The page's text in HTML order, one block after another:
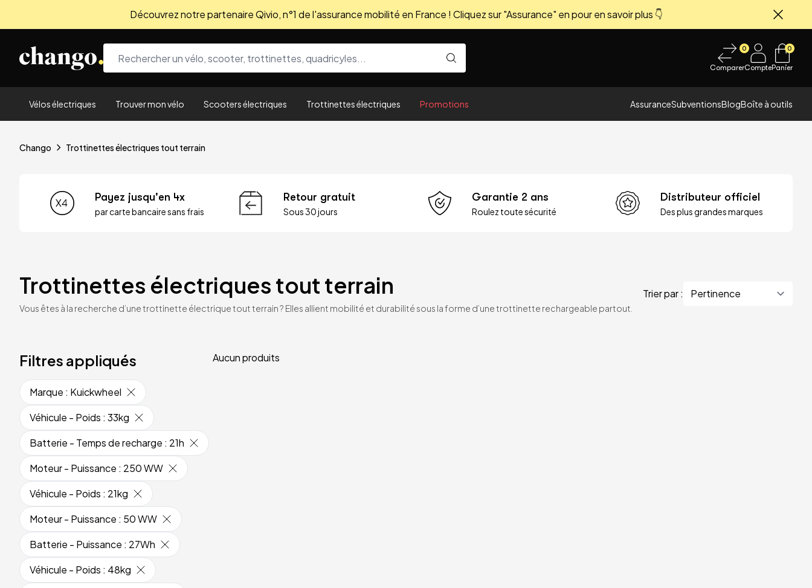
Découvrez notre partenaire Qivio, n°1 de l'assurance mobilité en France ! Cliquez sur "Assurance" en pour en savoir plus 👇
0
ComparerCompte
0
Panier
Vélos électriques Trouver mon vélo Scooters électriques Trottinettes électriques Promotions AssuranceSubventionsBlogBoîte à outils
Chango Trottinettes électriques tout terrain
Payez jusqu'en 4x
par carte bancaire sans frais
Retour gratuit
Sous 30 jours
Garantie 2 ans
Roulez toute sécurité
Distributeur officiel
Des plus grandes marques
Trottinettes électriques tout terrain
Vous êtes à la recherche d’une trottinette électrique tout terrain ? Elles allient mobilité et durabilité sous la forme d’une trottinette rechargeable partout.
Trier par :
Filtres appliqués
Marque : Kuickwheel
Véhicule - Poids : 33kg
Batterie - Temps de recharge : 21h
Moteur - Puissance : 250 WW
Véhicule - Poids : 21kg
Moteur - Puissance : 50 WW
Batterie - Puissance : 27Wh
Véhicule - Poids : 48kg
Aucun produits